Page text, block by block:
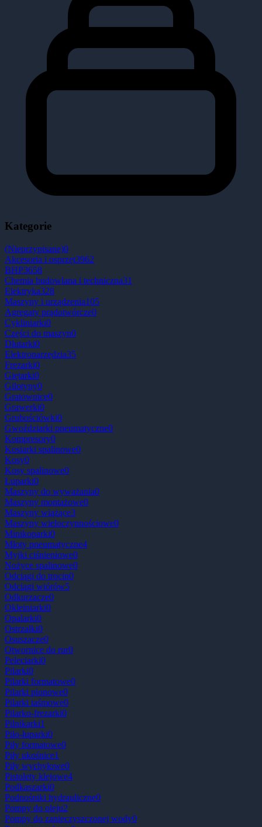
Kategorie
(Nieprzypisane)0
Akcesoria i osprzęt3962
BHP3658
Chemia budowlana i techniczna31
Elektryka328
Maszyny i urządzenia105
Agregaty prądotwórcze0
Cykliniarki0
Części do maszyn0
Dłutarki0
Elektronarzędzia35
Frezarki0
Giętarki0
Gilotyny0
Gratownice0
Grawerki0
Grubościówki0
Gwoździarki pneumatyczne0
Kompresory0
Kosiarki spalinowe0
Kosy0
Kosy spalinowe0
Łuparki0
Maszyny do wyważania0
Maszyny montażowe0
Maszyny wiążące3
Maszyny wieloczynnościowe0
Minikoparki0
Młoty pneumatyczne4
Myjki ciśnieniowe0
Nożyce spalinowe0
Odciągi do trocin0
Odciągi wiórów5
Odkurzacze0
Okleiniarki0
Opalarki0
Ostrzałki0
Osuszacze0
Otwornice do rur0
Peleciarki0
Pilarki0
Pilarki formatowe0
Pilarki pionowe0
Pilarki taśmowe0
Pilarko-frezarki0
Pilnikarki1
Piło-łuparki0
Piły formatowe0
Piły ukośnice1
Piły wychyłowe0
Pistolety klejowe4
Podkaszarki0
Podnośniki hydrauliczne0
Pompy do oleju2
Pompy do zanieczyszczonej wody0